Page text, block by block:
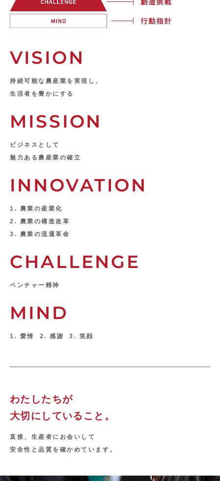
VISION
持続可能な農産業を実現し、
生活者を豊かにする
MISSION
ビジネスとして
魅力ある農産業の確立
INNOVATION
1. 農業の産業化
2. 農業の構造改革
3. 農業の流通革命
CHALLENGE
ベンチャー精神
MIND
1. 愛情 2. 感謝 3. 笑顔
わたしたちが
大切にしていること。
直接、生産者にお会いして
安全性と品質を確かめています。